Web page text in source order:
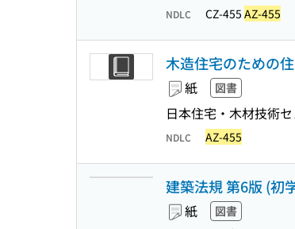
NDLC CZ-455 AZ-455
木造住宅のための
紙 図書
日本住宅・木材技術
NDLC AZ-455
建築法規 第6版 (初
紙 図書